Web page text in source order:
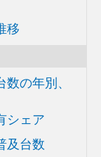
移
数の年別、
シェア
及台数